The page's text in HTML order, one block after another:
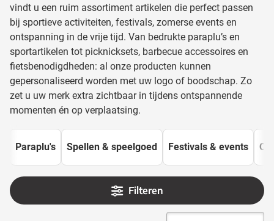
vindt u een ruim assortiment artikelen die perfect passen
bij sportieve activiteiten, festivals, zomerse events en
ontspanning in de vrije tijd. Van bedrukte paraplu’s en
sportartikelen tot picknicksets, barbecue accessoires en
fietsbenodigdheden: al onze producten kunnen
gepersonaliseerd worden met uw logo of boodschap. Zo
zet u uw merk extra zichtbaar in tijdens ontspannende
momenten én op verplaatsing.
Paraplu's Spellen & speelgoed Festivals & events
Filteren